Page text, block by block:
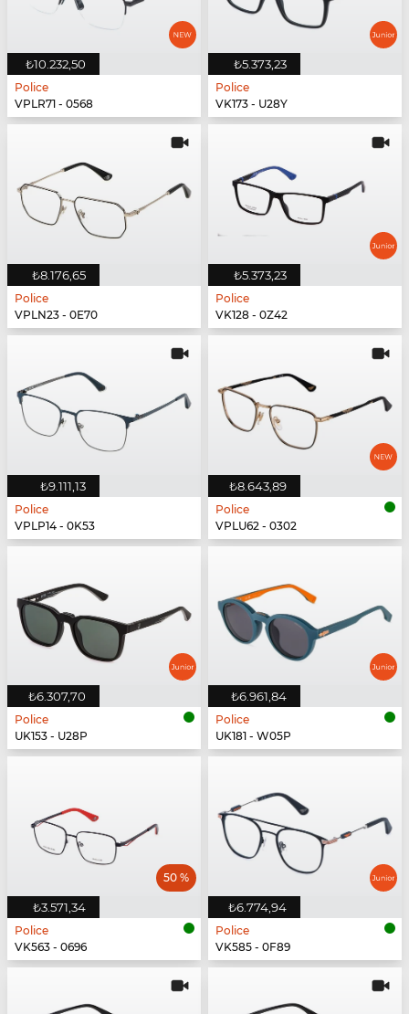
₺10.232,50
Police
VPLR71 - 0568
₺5.373,23
Police
VK173 - U28Y
₺8.176,65
Police
VPLN23 - 0E70
₺5.373,23
Police
VK128 - 0Z42
₺9.111,13
Police
VPLP14 - 0K53
₺8.643,89
Police
VPLU62 - 0302
₺6.307,70
Police
UK153 - U28P
₺6.961,84
Police
UK181 - W05P
₺3.571,34
50 %
Police
VK563 - 0696
₺6.774,94
Police
VK585 - 0F89